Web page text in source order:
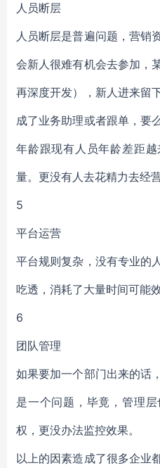
人员断层
人员断层是普遍问题，营销
会新人很难有机会去参加，
再深度开发），新人进来留
成了业务助理或者跟单，要
年龄跟现有人员年龄差距
量。更没有人去花精力去经
5
平台运营
平台规则复杂，没有专业的
吃透，消耗了大量时间可能
6
团队管理
如果要加一个部门出来的话
是一个问题，毕竟，管理
权，更没办法监控效果。
以上的因素造成了很多企业